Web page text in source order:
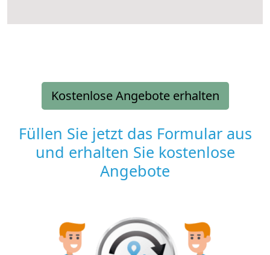
Kostenlose Angebote erhalten
Füllen Sie jetzt das Formular aus
und erhalten Sie kostenlose
Angebote